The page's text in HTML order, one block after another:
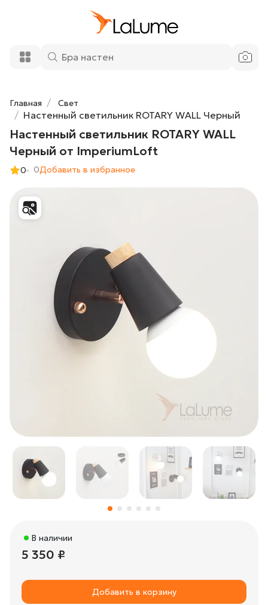
Главная Свет
Настенный светильник ROTARY WALL Черный
Настенный светильник ROTARY WALL
Черный от ImperiumLoft
0 0Добавить в избранное
В наличии
5 350 ₽
Добавить в корзину
Черный от ImperiumLoft